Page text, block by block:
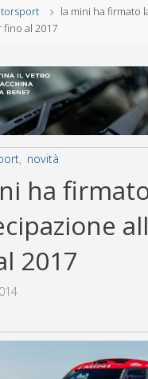
la mini ha firmato
fino al 2017
, novità
ha
2017